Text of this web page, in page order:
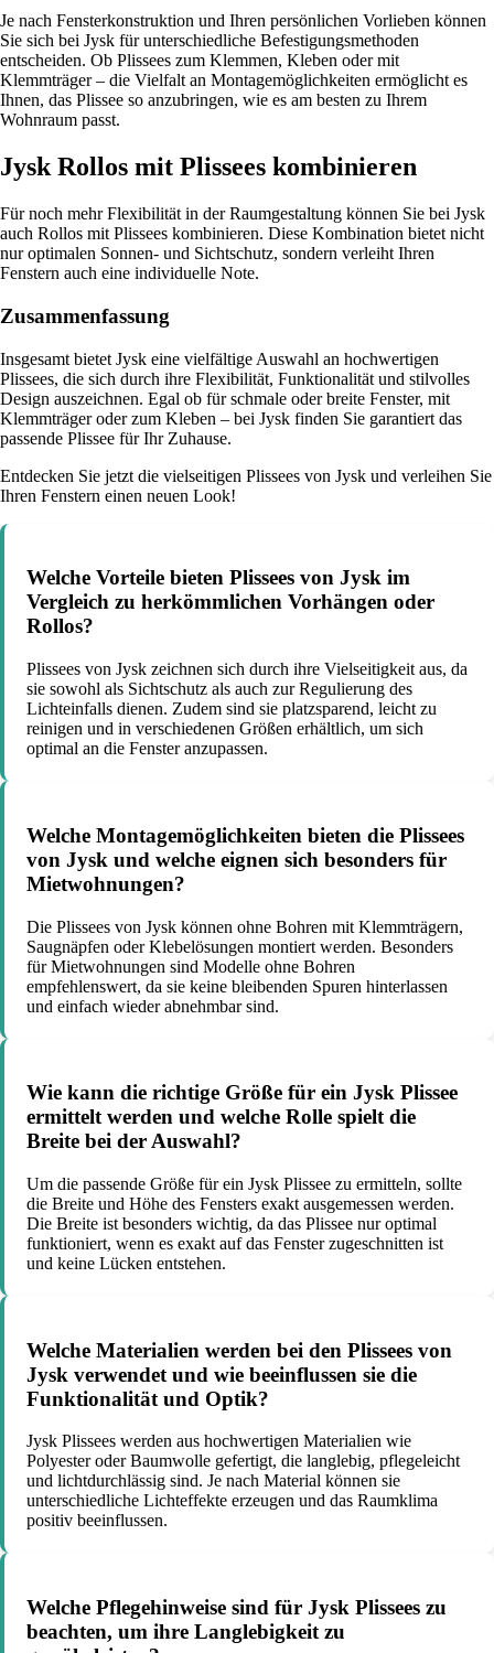
Je nach Fensterkonstruktion und Ihren persönlichen Vorlieben können
Sie sich bei Jysk für unterschiedliche Befestigungsmethoden
entscheiden. Ob Plissees zum Klemmen, Kleben oder mit
Klemmträger – die Vielfalt an Montagemöglichkeiten ermöglicht es
Ihnen, das Plissee so anzubringen, wie es am besten zu Ihrem
Wohnraum passt.
Jysk Rollos mit Plissees kombinieren
Für noch mehr Flexibilität in der Raumgestaltung können Sie bei Jysk
auch Rollos mit Plissees kombinieren. Diese Kombination bietet nicht
nur optimalen Sonnen- und Sichtschutz, sondern verleiht Ihren
Fenstern auch eine individuelle Note.
Zusammenfassung
Insgesamt bietet Jysk eine vielfältige Auswahl an hochwertigen
Plissees, die sich durch ihre Flexibilität, Funktionalität und stilvolles
Design auszeichnen. Egal ob für schmale oder breite Fenster, mit
Klemmträger oder zum Kleben – bei Jysk finden Sie garantiert das
passende Plissee für Ihr Zuhause.
Entdecken Sie jetzt die vielseitigen Plissees von Jysk und verleihen Sie
Ihren Fenstern einen neuen Look!
Welche Vorteile bieten Plissees von Jysk im
Vergleich zu herkömmlichen Vorhängen oder
Rollos?
Plissees von Jysk zeichnen sich durch ihre Vielseitigkeit aus, da
sie sowohl als Sichtschutz als auch zur Regulierung des
Lichteinfalls dienen. Zudem sind sie platzsparend, leicht zu
reinigen und in verschiedenen Größen erhältlich, um sich
optimal an die Fenster anzupassen.
Welche Montagemöglichkeiten bieten die Plissees
von Jysk und welche eignen sich besonders für
Mietwohnungen?
Die Plissees von Jysk können ohne Bohren mit Klemmträgern,
Saugnäpfen oder Klebelösungen montiert werden. Besonders
für Mietwohnungen sind Modelle ohne Bohren
empfehlenswert, da sie keine bleibenden Spuren hinterlassen
und einfach wieder abnehmbar sind.
Wie kann die richtige Größe für ein Jysk Plissee
ermittelt werden und welche Rolle spielt die
Breite bei der Auswahl?
Um die passende Größe für ein Jysk Plissee zu ermitteln, sollte
die Breite und Höhe des Fensters exakt ausgemessen werden.
Die Breite ist besonders wichtig, da das Plissee nur optimal
funktioniert, wenn es exakt auf das Fenster zugeschnitten ist
und keine Lücken entstehen.
Welche Materialien werden bei den Plissees von
Jysk verwendet und wie beeinflussen sie die
Funktionalität und Optik?
Jysk Plissees werden aus hochwertigen Materialien wie
Polyester oder Baumwolle gefertigt, die langlebig, pflegeleicht
und lichtdurchlässig sind. Je nach Material können sie
unterschiedliche Lichteffekte erzeugen und das Raumklima
positiv beeinflussen.
Welche Pflegehinweise sind für Jysk Plissees zu
beachten, um ihre Langlebigkeit zu